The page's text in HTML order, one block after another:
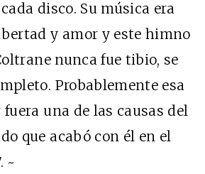
disco. Su música era
y amor y este himno
nunca fue tibio, se
Probablemente esa
una de las causas del
que acabó con él en el
~